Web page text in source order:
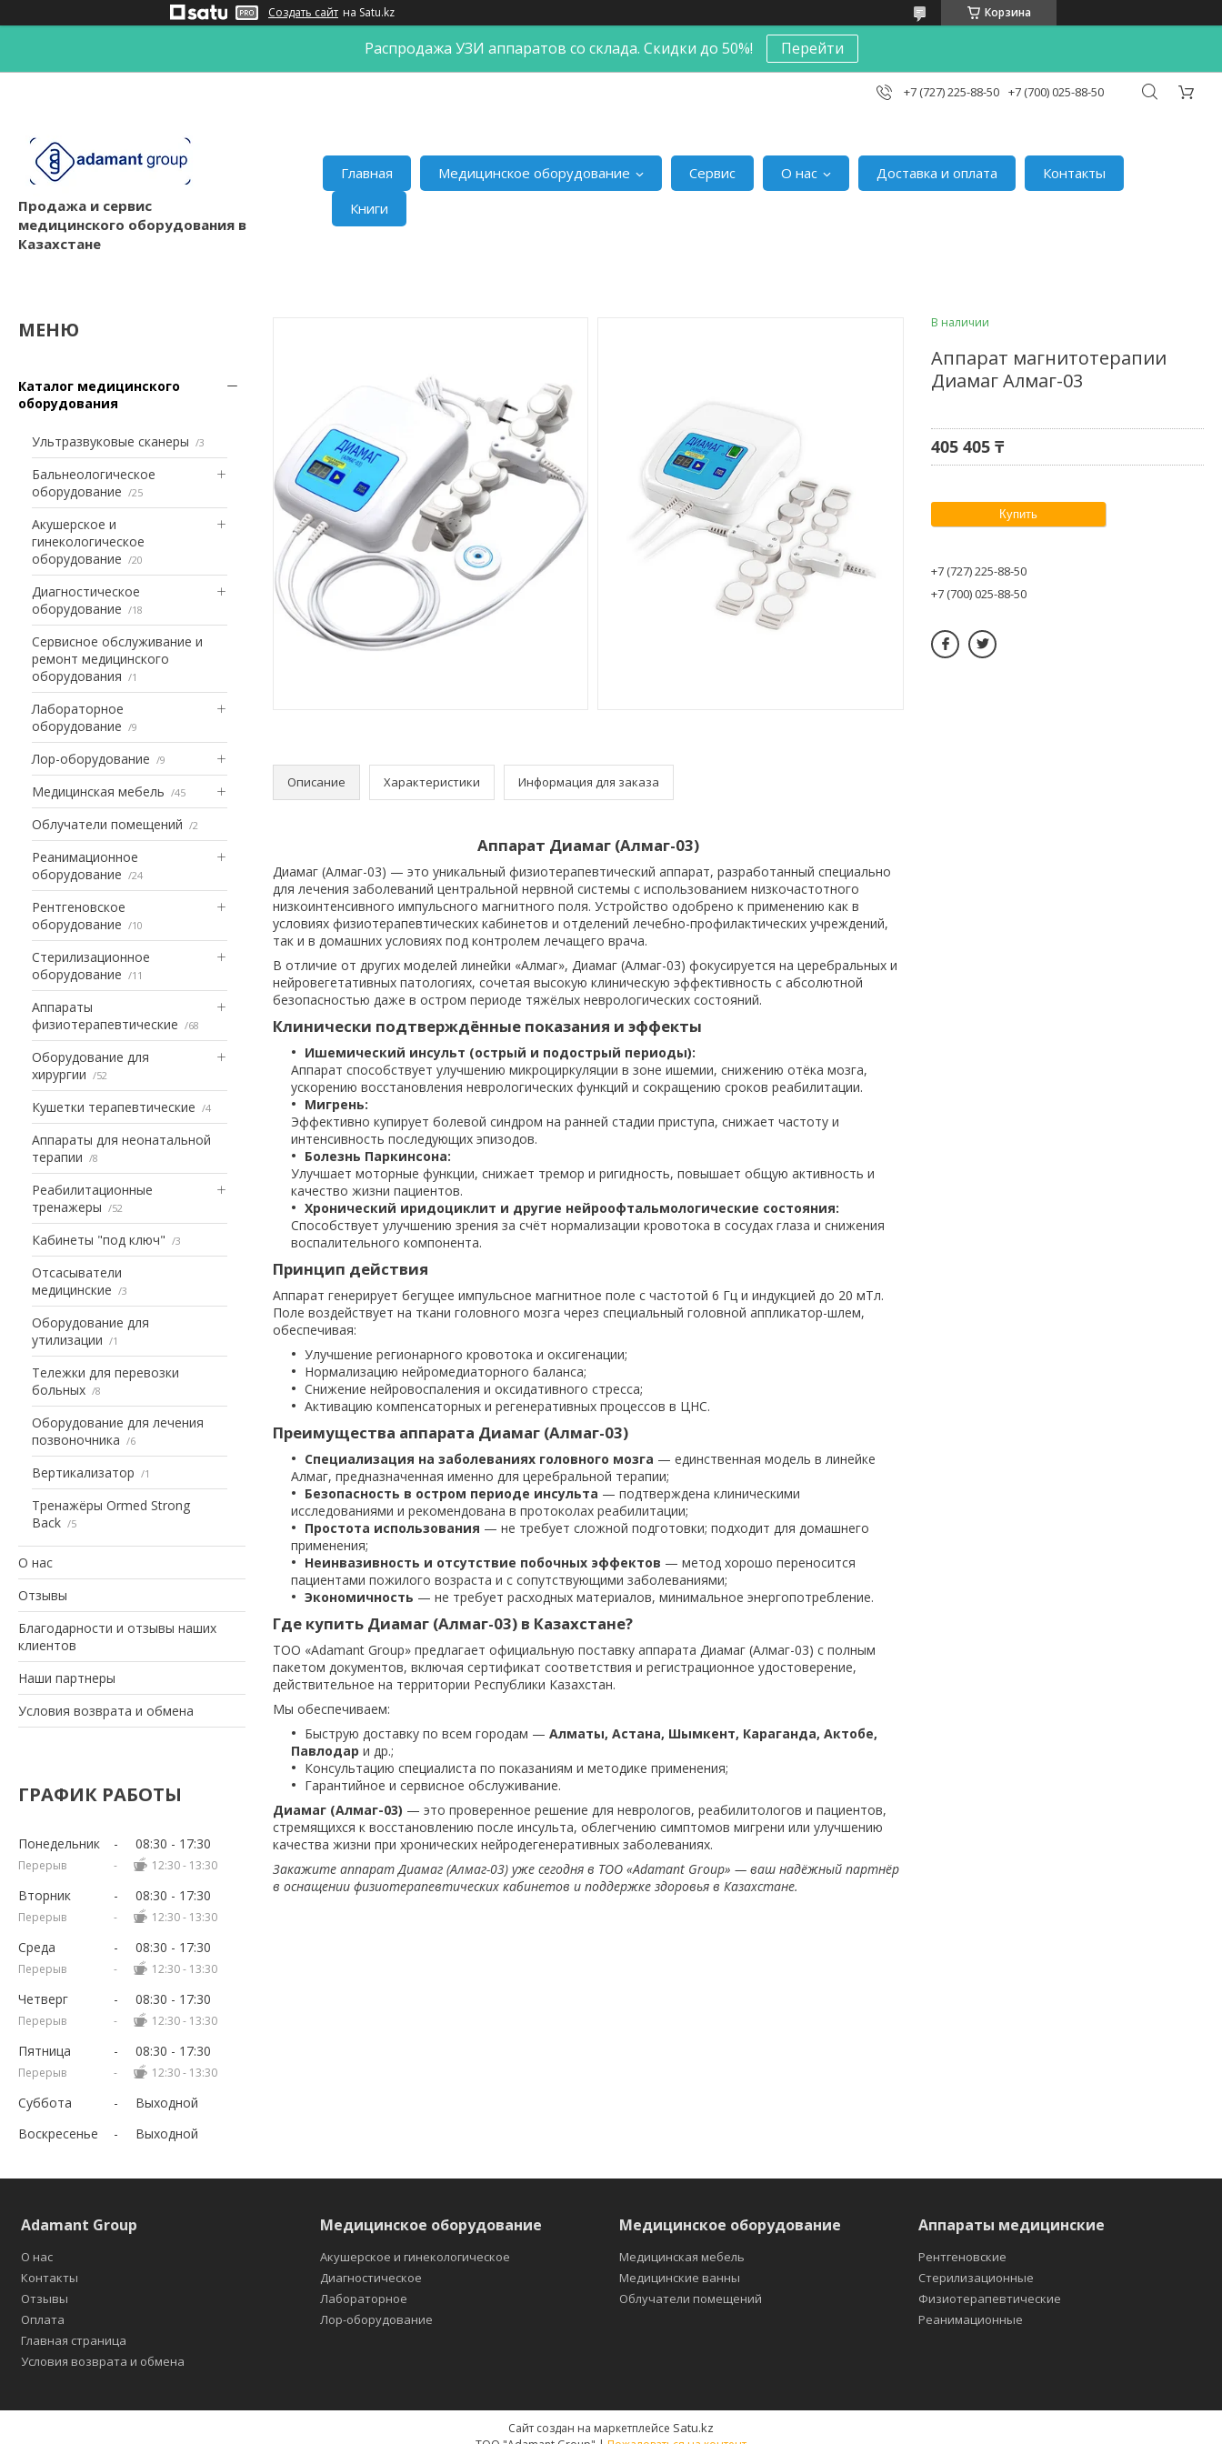
Создать сайт на Satu.kz Корзина
Распродажа УЗИ аппаратов со склада. Скидки до 50%! Перейти
+7 (727) 225-88-50 +7 (700) 025-88-50
Продажа и сервис
медицинского оборудования в
Казахстане
Главная Медицинское оборудование Сервис О нас Доставка и оплата
Контакты
Книги
Каталог медицинского
оборудования
Ультразвуковые сканеры 3
Бальнеологическое
оборудование
25
Акушерское и
гинекологическое
оборудование
20
Диагностическое
оборудование
18
Сервисное обслуживание и
ремонт медицинского
оборудования
1
Лабораторное
оборудование
9
Лор-оборудование 9
Медицинская мебель 45
Облучатели помещений 2
Реанимационное
оборудование
24
Рентгеновское
оборудование
10
Стерилизационное
оборудование
11
Аппараты
физиотерапевтические
68
Оборудование для
хирургии
52
Кушетки терапевтические 4
Аппараты для неонатальной
терапии
8
Реабилитационные
тренажеры
52
Кабинеты "под ключ" 3
Отсасыватели
медицинские
3
Оборудование для
утилизации
1
Тележки для перевозки
больных
8
Оборудование для лечения
позвоночника
6
Вертикализатор 1
Тренажёры Ormed Strong
Back
5
О нас
Отзывы
Благодарности и отзывы наших
клиентов
Наши партнеры
Условия возврата и обмена
ГРАФИК РАБОТЫ
Понедельник 08:30 17:30
12:30 13:30
Вторник 08:30 17:30
12:30 13:30
Среда 08:30 17:30
12:30 13:30
Четверг 08:30 17:30
12:30 13:30
Пятница 08:30 17:30
12:30 13:30
Суббота
Выходной
Воскресенье
Выходной
Описание Характеристики Информация для заказа
Аппарат Диамаг (Алмаг-03)
Диамаг (Алмаг-03) — это уникальный физиотерапевтический аппарат, разработанный специально
для лечения заболеваний центральной нервной системы с использованием низкочастотного
низкоинтенсивного импульсного магнитного поля. Устройство одобрено к применению как в
условиях физиотерапевтических кабинетов и отделений лечебно-профилактических учреждений,
так и в домашних условиях под контролем лечащего врача.
В отличие от других моделей линейки «Алмаг», Диамаг (Алмаг-03) фокусируется на церебральных и
нейровегетативных патологиях, сочетая высокую клиническую эффективность с абсолютной
безопасностью даже в остром периоде тяжёлых неврологических состояний.
Клинически подтверждённые показания и эффекты
Ишемический инсульт (острый и подострый периоды):
Аппарат способствует улучшению микроциркуляции в зоне ишемии, снижению отёка мозга,
ускорению восстановления неврологических функций и сокращению сроков реабилитации.
Мигрень:
Эффективно купирует болевой синдром на ранней стадии приступа, снижает частоту и
интенсивность последующих эпизодов.
Болезнь Паркинсона:
Улучшает моторные функции, снижает тремор и ригидность, повышает общую активность и
качество жизни пациентов.
Хронический иридоциклит и другие нейроофтальмологические состояния:
Способствует улучшению зрения за счёт нормализации кровотока в сосудах глаза и снижения
воспалительного компонента.
Принцип действия
Аппарат генерирует бегущее импульсное магнитное поле с частотой 6 Гц и индукцией до 20 мТл.
Поле воздействует на ткани головного мозга через специальный головной аппликатор-шлем,
обеспечивая:
Улучшение регионарного кровотока и оксигенации;
Нормализацию нейромедиаторного баланса;
Снижение нейровоспаления и оксидативного стресса;
Активацию компенсаторных и регенеративных процессов в ЦНС.
Преимущества аппарата Диамаг (Алмаг-03)
Специализация на заболеваниях головного мозга — единственная модель в линейке
Алмаг, предназначенная именно для церебральной терапии;
Безопасность в остром периоде инсульта — подтверждена клиническими
исследованиями и рекомендована в протоколах реабилитации;
Простота использования — не требует сложной подготовки; подходит для домашнего
применения;
Неинвазивность и отсутствие побочных эффектов — метод хорошо переносится
пациентами пожилого возраста и с сопутствующими заболеваниями;
Экономичность — не требует расходных материалов, минимальное энергопотребление.
Где купить Диамаг (Алмаг-03) в Казахстане?
ТОО «Adamant Group» предлагает официальную поставку аппарата Диамаг (Алмаг-03) с полным
пакетом документов, включая сертификат соответствия и регистрационное удостоверение,
действительное на территории Республики Казахстан.
Мы обеспечиваем:
Быструю доставку по всем городам — Алматы, Астана, Шымкент, Караганда, Актобе,
Павлодар и др.;
Консультацию специалиста по показаниям и методике применения;
Гарантийное и сервисное обслуживание.
Диамаг (Алмаг-03) — это проверенное решение для неврологов, реабилитологов и пациентов,
стремящихся к восстановлению после инсульта, облегчению симптомов мигрени или улучшению
качества жизни при хронических нейродегенеративных заболеваниях.
Закажите аппарат Диамаг (Алмаг-03) уже сегодня в ТОО «Adamant Group» — ваш надёжный партнёр
в оснащении физиотерапевтических кабинетов и поддержке здоровья в Казахстане.
В наличии
Аппарат магнитотерапии
Диамаг Алмаг-03
405 405 ₸
Купить
+7 (727) 225-88-50
+7 (700) 025-88-50
Adamant Group
О нас
Контакты
Отзывы
Оплата
Главная страница
Условия возврата и обмена
Медицинское оборудование
Акушерское и гинекологическое
Диагностическое
Лабораторное
Лор-оборудование
Медицинское оборудование
Медицинская мебель
Медицинские ванны
Облучатели помещений
Аппараты медицинские
Рентгеновские
Стерилизационные
Физиотерапевтические
Реанимационные
Сайт создан на маркетплейсе Satu.kz